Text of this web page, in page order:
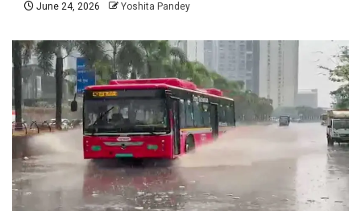
June 24, 2026 Yoshita Pandey